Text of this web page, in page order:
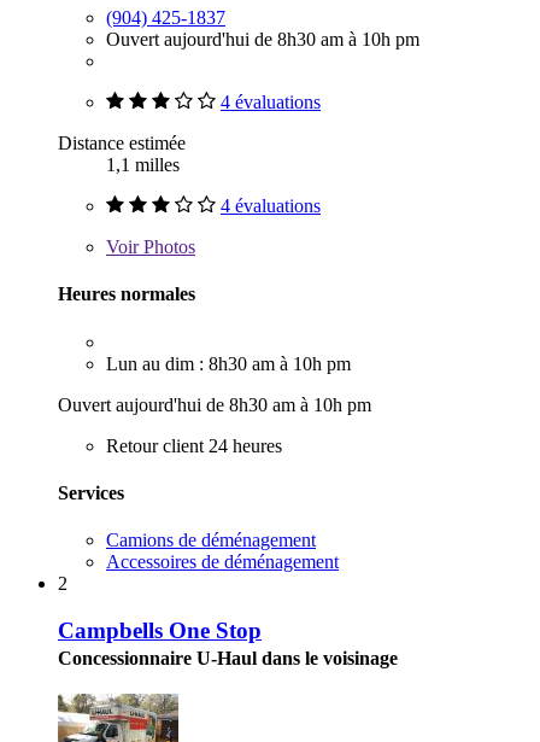
(904) 425-1837
Ouvert aujourd'hui de 8h30 am à 10h pm
4 évaluations
Distance estimée
1,1 milles
4 évaluations
VoirPhotos
Heures normales
Lun au dim : 8h30 am à 10h pm
Ouvert aujourd'hui de 8h30 am à 10h pm
Retour client 24 heures
Services
Camions de déménagement
Accessoires de déménagement
2
Campbells One Stop
Concessionnaire U-Haul dans le voisinage